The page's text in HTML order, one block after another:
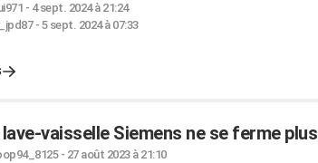
- 4 sept. 2024 à 21:24
- 5 sept. 2024 à 07:33
vaisselle Siemens ne se ferme plus
- 27 août 2023 à 21:10